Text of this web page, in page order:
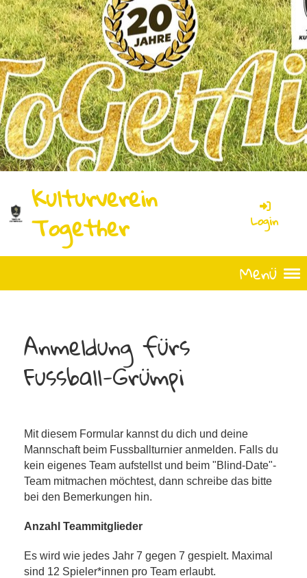
Kulturverein
Together Login
Menü
Anmeldung fürs
Fussball-Grümpi
Mit diesem Formular kannst du dich und deine
Mannschaft beim Fussballturnier anmelden. Falls du
kein eigenes Team aufstellst und beim "Blind-Date"-
Team mitmachen möchtest, dann schreibe das bitte
bei den Bemerkungen hin.
Anzahl Teammitglieder
Es wird wie jedes Jahr 7 gegen 7 gespielt. Maximal
sind 12 Spieler*innen pro Team erlaubt.